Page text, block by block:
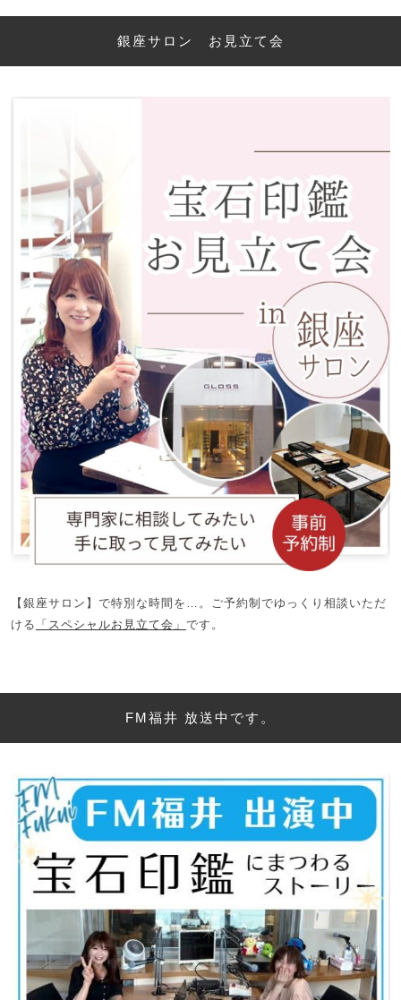
銀座サロン お見立て会
【銀座サロン】で特別な時間を…。ご予約制でゆっくり相談いただ
ける 「スペシャルお見立て会」 です。
FM福井 放送中です。